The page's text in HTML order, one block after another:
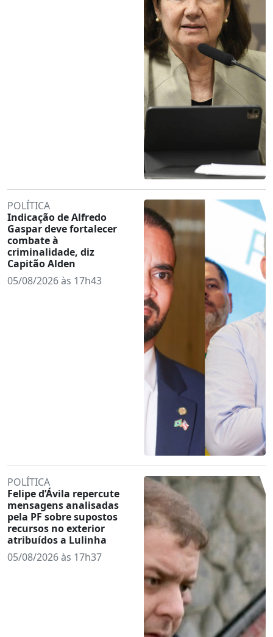
POLÍTICA
Indicação de Alfredo
Gaspar deve fortalecer
combate à
criminalidade, diz
Capitão Alden
05/08/2026 às 17h43
POLÍTICA
Felipe d’Ávila repercute
mensagens analisadas
pela PF sobre supostos
recursos no exterior
atribuídos a Lulinha
05/08/2026 às 17h37